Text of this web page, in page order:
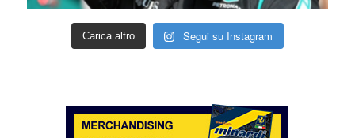
Carica altro Segui su Instagram